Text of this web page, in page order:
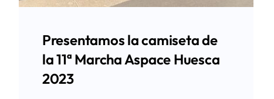
Presentamos la camiseta de
la 11ª Marcha Aspace Huesca
2023